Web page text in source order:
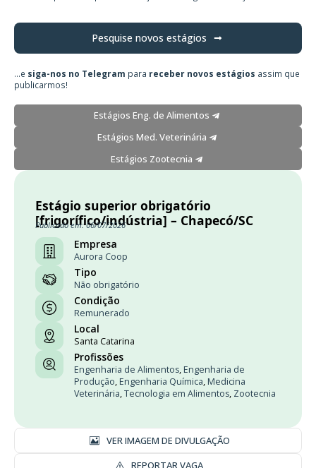
Pesquise novos estágios
...e siga-nos no Telegram para receber novos estágios assim que
publicarmos!
Estágios Eng. de Alimentos
Estágios Med. Veterinária
Estágios Zootecnia
Estágio superior obrigatório
[frigorífico/indústria] – Chapecó/SC
Publicado em: 06/07/2026
Empresa
Aurora Coop
Tipo
Não obrigatório
Condição
Remunerado
Local
Santa Catarina
Profissões
Engenharia de Alimentos, Engenharia de
Produção, Engenharia Química, Medicina
Veterinária,Tecnologia em Alimentos, Zootecnia
VER IMAGEM DE DIVULGAÇÃO
REPORTAR VAGA